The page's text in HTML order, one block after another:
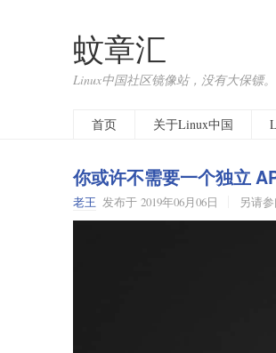
蚊章汇
Linux中国社区镜像站，没有大保镖。
首页
关于Linux中国
你或许不需要一个独立
老王 发布于 2019年06月06日 另请